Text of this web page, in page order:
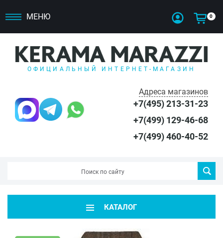
МЕНЮ 0
ОФИЦИАЛЬНЫЙ ИНТЕРНЕТ-МАГАЗИН
Адреса магазинов
+7(495) 213-31-23
+7(499) 129-46-68
+7(499) 460-40-52
КАТАЛОГ